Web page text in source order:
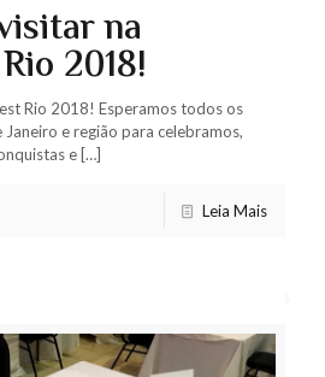
na
2018!
Rio 2018! Esperamos todos os
e região para celebramos,
e […]
Leia Mais